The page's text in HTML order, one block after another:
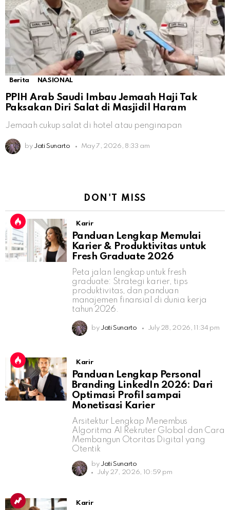
Berita NASIONAL
PPIH Arab Saudi Imbau Jemaah Haji Tak
Paksakan Diri Salat di Masjidil Haram
Jemaah cukup salat di hotel atau penginapan
by Jati Sunarto May 7, 2026, 8:33 am
DON'T MISS
Karir
Panduan Lengkap Memulai
Karier & Produktivitas untuk
Fresh Graduate 2026
Peta jalan lengkap untuk fresh
graduate: Strategi karier, tips
produktivitas, dan panduan
manajemen finansial di dunia kerja
tahun 2026.
by Jati Sunarto July 28, 2026, 11:34 pm
Karir
Panduan Lengkap Personal
Branding LinkedIn 2026: Dari
Optimasi Profil sampai
Monetisasi Karier
Arsitektur Lengkap Menembus
Algoritma AI Rekruter Global dan Cara
Membangun Otoritas Digital yang
Otentik
by Jati Sunarto
July 27, 2026, 10:59 pm
Karir